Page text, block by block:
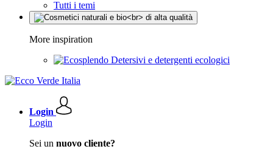
Tutti i temi
More inspiration
Detersivi e detergenti ecologici
Login
Login
Sei un nuovo cliente?